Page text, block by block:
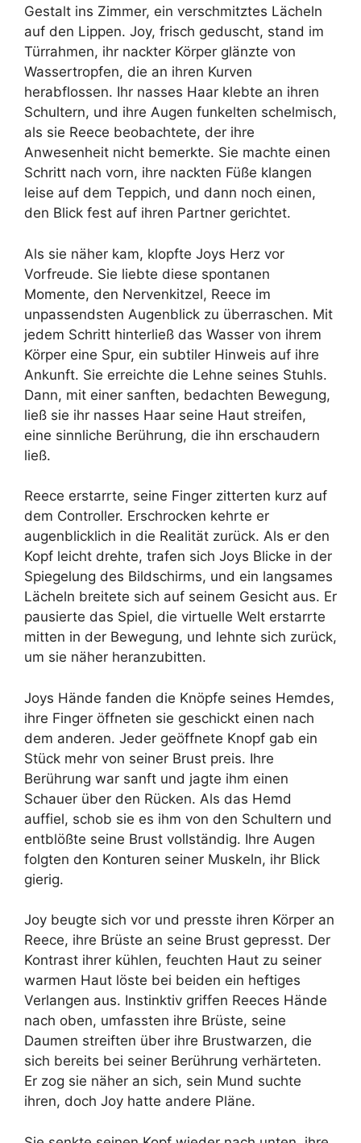
Gestalt ins Zimmer, ein verschmitztes Lächeln
auf den Lippen. Joy, frisch geduscht, stand im
Türrahmen, ihr nackter Körper glänzte von
Wassertropfen, die an ihren Kurven
herabflossen. Ihr nasses Haar klebte an ihren
Schultern, und ihre Augen funkelten schelmisch,
als sie Reece beobachtete, der ihre
Anwesenheit nicht bemerkte. Sie machte einen
Schritt nach vorn, ihre nackten Füße klangen
leise auf dem Teppich, und dann noch einen,
den Blick fest auf ihren Partner gerichtet.
Als sie näher kam, klopfte Joys Herz vor
Vorfreude. Sie liebte diese spontanen
Momente, den Nervenkitzel, Reece im
unpassendsten Augenblick zu überraschen. Mit
jedem Schritt hinterließ das Wasser von ihrem
Körper eine Spur, ein subtiler Hinweis auf ihre
Ankunft. Sie erreichte die Lehne seines Stuhls.
Dann, mit einer sanften, bedachten Bewegung,
ließ sie ihr nasses Haar seine Haut streifen,
eine sinnliche Berührung, die ihn erschaudern
ließ.
Reece erstarrte, seine Finger zitterten kurz auf
dem Controller. Erschrocken kehrte er
augenblicklich in die Realität zurück. Als er den
Kopf leicht drehte, trafen sich Joys Blicke in der
Spiegelung des Bildschirms, und ein langsames
Lächeln breitete sich auf seinem Gesicht aus. Er
pausierte das Spiel, die virtuelle Welt erstarrte
mitten in der Bewegung, und lehnte sich zurück,
um sie näher heranzubitten.
Joys Hände fanden die Knöpfe seines Hemdes,
ihre Finger öffneten sie geschickt einen nach
dem anderen. Jeder geöffnete Knopf gab ein
Stück mehr von seiner Brust preis. Ihre
Berührung war sanft und jagte ihm einen
Schauer über den Rücken. Als das Hemd
auffiel, schob sie es ihm von den Schultern und
entblößte seine Brust vollständig. Ihre Augen
folgten den Konturen seiner Muskeln, ihr Blick
gierig.
Joy beugte sich vor und presste ihren Körper an
Reece, ihre Brüste an seine Brust gepresst. Der
Kontrast ihrer kühlen, feuchten Haut zu seiner
warmen Haut löste bei beiden ein heftiges
Verlangen aus. Instinktiv griffen Reeces Hände
nach oben, umfassten ihre Brüste, seine
Daumen streiften über ihre Brustwarzen, die
sich bereits bei seiner Berührung verhärteten.
Er zog sie näher an sich, sein Mund suchte
ihren, doch Joy hatte andere Pläne.